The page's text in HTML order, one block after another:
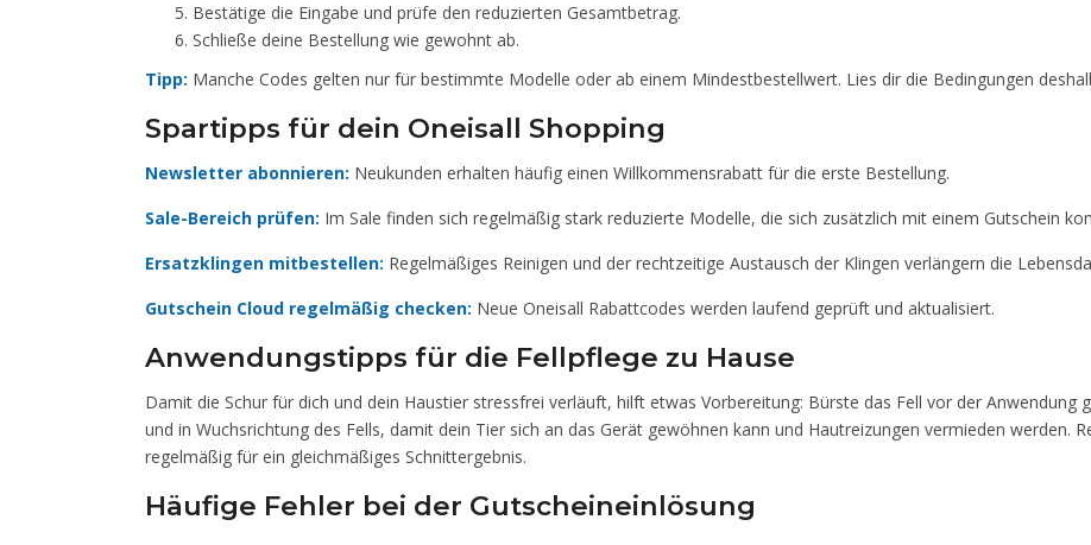
Bestätige die Eingabe und prüfe den reduzierten Gesamtbetrag.
Schließe deine Bestellung wie gewohnt ab.
Tipp: Manche Codes gelten nur für bestimmte Modelle oder ab einem Mindestbestellwert. Lies dir die Bedingungen
Spartipps für dein Oneisall Shopping
Newsletter abonnieren: Neukunden erhalten häufig einen Willkommensrabatt für die erste Bestellung.
Sale-Bereich prüfen: Im Sale finden sich regelmäßig stark reduzierte Modelle, die sich zusätzlich mit einem Gutschein
Ersatzklingen mitbestellen: Regelmäßiges Reinigen und der rechtzeitige Austausch der Klingen verlängern die
Gutschein Cloud regelmäßig checken: Neue Oneisall Rabattcodes werden laufend geprüft und aktualisiert.
Anwendungstipps für die Fellpflege zu Hause
Damit die Schur für dich und dein Haustier stressfrei verläuft, hilft etwas Vorbereitung: Bürste das Fell vor der Anwendung
und in Wuchsrichtung des Fells, damit dein Tier sich an das Gerät gewöhnen kann und Hautreizungen vermieden werden.
regelmäßig für ein gleichmäßiges Schnittergebnis.
Häufige Fehler bei der Gutscheineinlösung